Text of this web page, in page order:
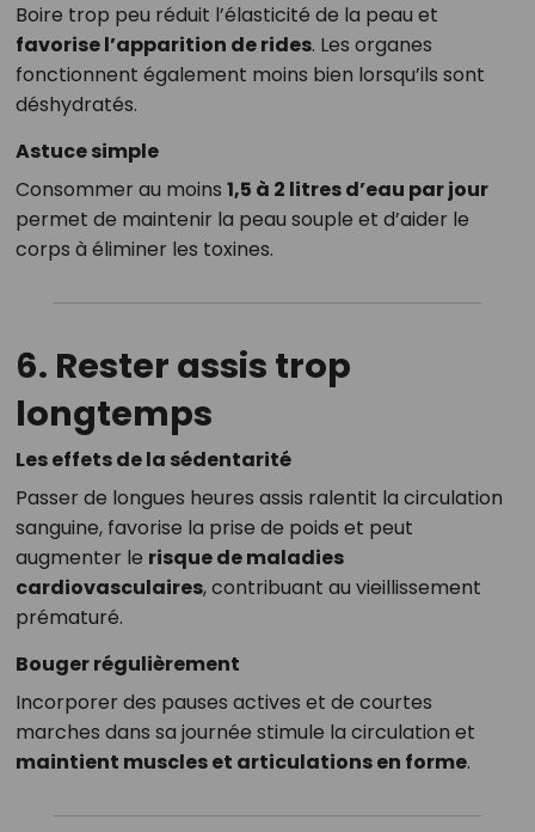
Boire trop peu réduit l’élasticité de la peau et
favorise l’apparition de rides. Les organes
fonctionnent également moins bien lorsqu’ils sont
déshydratés.
Astuce simple
Consommer au moins 1,5 à 2 litres d’eau par jour
permet de maintenir la peau souple et d’aider le
corps à éliminer les toxines.
6. Rester assis trop
longtemps
Les effets de la sédentarité
Passer de longues heures assis ralentit la circulation
sanguine, favorise la prise de poids et peut
augmenter le risque de maladies
cardiovasculaires, contribuant au vieillissement
prématuré.
Bouger régulièrement
Incorporer des pauses actives et de courtes
marches dans sa journée stimule la circulation et
maintient muscles et articulations en forme.